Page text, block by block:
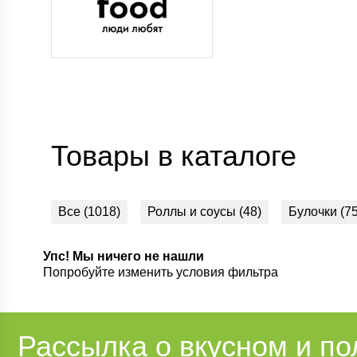
Товары в каталоге
Все (1018) Роллы и соусы (48) Булочки
Наш фарш (20) Вторые блюда и гарниры (145)
Упс! Мы ничего не нашли
Попробуйте изменить условия фильтра
Рассылка о вкусном и